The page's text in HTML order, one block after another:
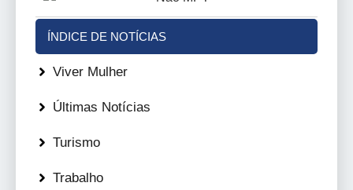
ÍNDICE DE NOTÍCIAS
Viver Mulher
Últimas Notícias
Turismo
Trabalho